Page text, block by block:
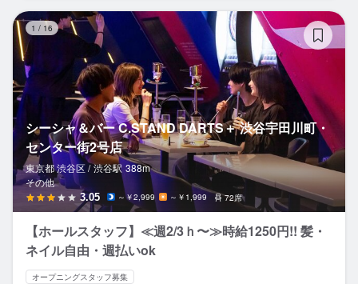
1 / 16
シーシャ＆バー C.STAND DARTS＋ 渋谷宇田川町・
センター街2号店
東京都 渋谷区 / 渋谷駅 388m
その他
3.05 ～￥2,999 ～￥1,999 72席
【ホールスタッフ】≪週2/3ｈ〜≫時給1250円!! 髪・
ネイル自由・週払いok
オープニングスタッフ募集